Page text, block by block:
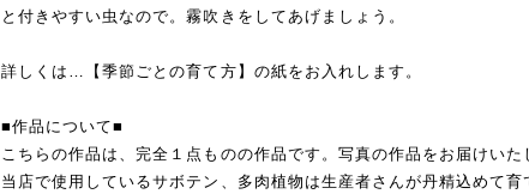
と付きやすい虫なので。霧吹きをしてあげましょう。
詳しくは…【季節ごとの育て方】の紙をお入れします。
■作品について■
こちらの作品は、完全１点ものの作品です。写真の作品をお届けいた
当店で使用しているサボテン、多肉植物は生産者さんが丹精込めて育